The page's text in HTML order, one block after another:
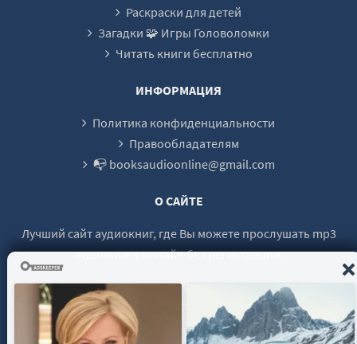
Эпилог
Раскраски для детей
Загадки 🧩 Игры Головоломки
Читать книги бесплатно
ИНФОРМАЦИЯ
Политика конфиденциальности
Правообладателям
📭 booksaudioonline@gmail.com
О САЙТЕ
Лучший сайт аудиокниг, где Вы можете прослушать mp3
аудиокнигу онлайн без регистрации.
© 2021 - 2026 booksaudio-online.com Все права защищены.